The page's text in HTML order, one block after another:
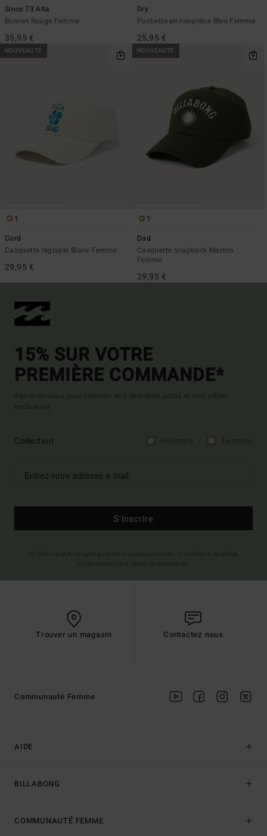
Since 73 Alta
Bonnet Rouge Femme
35,95 €
Dry
Pochette en néoprène Bleu Femme
25,95 €
NOUVEAUTÉ
1
Cord
Casquette réglable Blanc Femme
29,95 €
NOUVEAUTÉ
1
Dad
Casquette snapback Marron
Femme
29,95 €
15% SUR VOTRE
PREMIÈRE COMMANDE*
Abonnez-vous pour recevoir nos dernières actus et nos offres
exclusives.
Collection
S'inscrire
Trouver un magasin Contactez nous
AIDE
BILLABONG
Communauté Femme
COMMUNAUTÉ FEMME